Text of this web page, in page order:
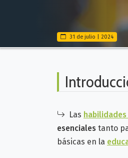
31 de julio | 2024
Las
esenciales tanto
básicas en la